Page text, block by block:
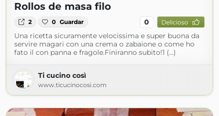
Rollos de masa filo
2 0 Guardar 0 Delicioso
Una ricetta sicuramente velocissima e super buona da
servire magari con una crema o zabaione o come ho
fato il con panna e fragole.Finiranno subito!1 (...)
Ti cucino così
www.ticucinocosi.com